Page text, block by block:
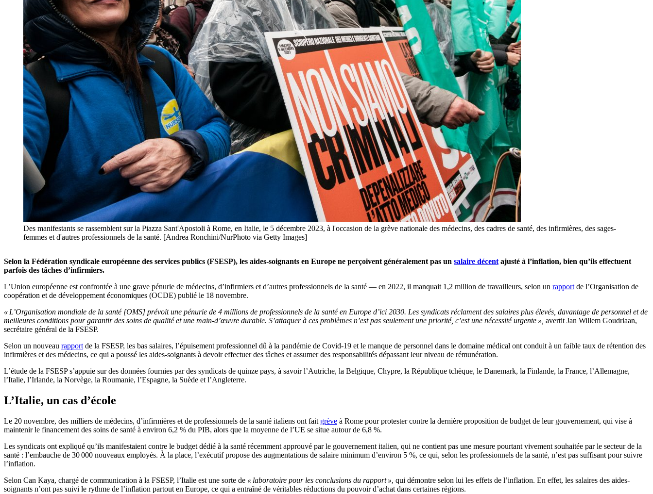
Des manifestants se rassemblent sur la Piazza Sant'Apostoli à Rome, en Italie, le 5 décembre 2023, à l'occasion de la grève nationale des médecins, des cadres de santé, des infirmières, des sages-
femmes et d'autres professionnels de la santé. [Andrea Ronchini/NurPhoto via Getty Images]
Selon la Fédération syndicale européenne des services publics (FSESP), les aides-soignants en Europe ne perçoivent généralement pas un salaire décent ajusté à l’inflation, bien qu’ils effectuent
parfois des tâches d’infirmiers.
L’Union européenne est confrontée à une grave pénurie de médecins, d’infirmiers et d’autres professionnels de la santé — en 2022, il manquait 1,2 million de travailleurs, selon un rapport de l’Organisation de
coopération et de développement économiques (OCDE) publié le 18 novembre.
« L’Organisation mondiale de la santé [OMS] prévoit une pénurie de 4 millions de professionnels de la santé en Europe d’ici 2030. Les syndicats réclament des salaires plus élevés, davantage de personnel et de
meilleures conditions pour garantir des soins de qualité et une main-d’œuvre durable. S’attaquer à ces problèmes n’est pas seulement une priorité, c’est une nécessité urgente », avertit Jan Willem Goudriaan,
secrétaire général de la FSESP.
Selon un nouveau rapport de la FSESP, les bas salaires, l’épuisement professionnel dû à la pandémie de Covid-19 et le manque de personnel dans le domaine médical ont conduit à un faible taux de rétention des
infirmières et des médecins, ce qui a poussé les aides-soignants à devoir effectuer des tâches et assumer des responsabilités dépassant leur niveau de rémunération.
L’étude de la FSESP s’appuie sur des données fournies par des syndicats de quinze pays, à savoir l’Autriche, la Belgique, Chypre, la République tchèque, le Danemark, la Finlande, la France, l’Allemagne,
l’Italie, l’Irlande, la Norvège, la Roumanie, l’Espagne, la Suède et l’Angleterre.
L’Italie, un cas d’école
Le 20 novembre, des milliers de médecins, d’infirmières et de professionnels de la santé italiens ont fait grève à Rome pour protester contre la dernière proposition de budget de leur gouvernement, qui vise à
maintenir le financement des soins de santé à environ 6,2 % du PIB, alors que la moyenne de l’UE se situe autour de 6,8 %.
Les syndicats ont expliqué qu’ils manifestaient contre le budget dédié à la santé récemment approuvé par le gouvernement italien, qui ne contient pas une mesure pourtant vivement souhaitée par le secteur de la
santé : l’embauche de 30 000 nouveaux employés. À la place, l’exécutif propose des augmentations de salaire minimum d’environ 5 %, ce qui, selon les professionnels de la santé, n’est pas suffisant pour suivre
l’inflation.
Selon Can Kaya, chargé de communication à la FSESP, l’Italie est une sorte de « laboratoire pour les conclusions du rapport », qui démontre selon lui les effets de l’inflation. En effet, les salaires des aides-
soignants n’ont pas suivi le rythme de l’inflation partout en Europe, ce qui a entraîné de véritables réductions du pouvoir d’achat dans certaines régions.